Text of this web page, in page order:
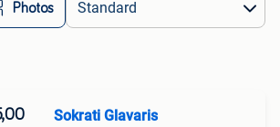
Photos
Sokrati Glavaris